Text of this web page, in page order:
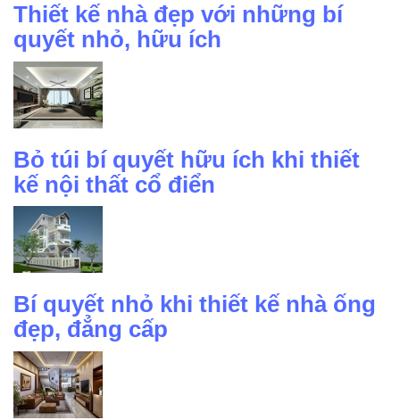
Thiết kế nhà đẹp với những bí
quyết nhỏ, hữu ích
Bỏ túi bí quyết hữu ích khi thiết
kế nội thất cổ điển
Bí quyết nhỏ khi thiết kế nhà ống
đẹp, đẳng cấp